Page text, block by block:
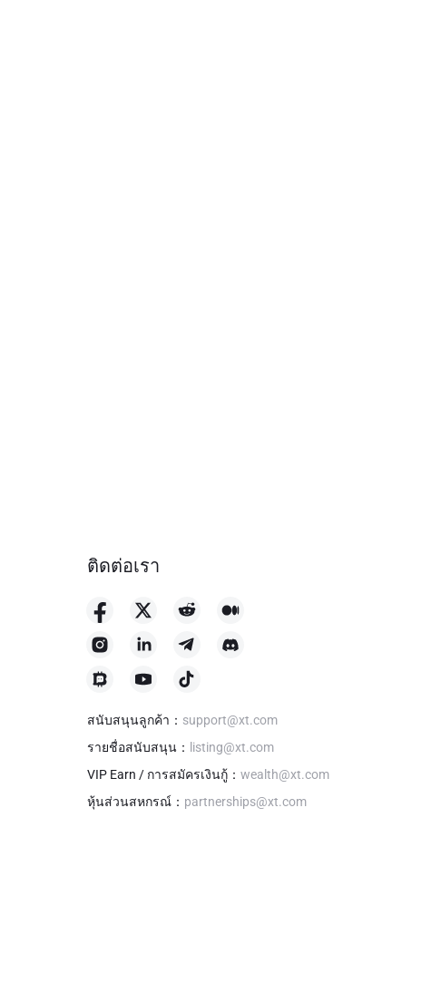
ติดต่อเรา
สนับสนุนลูกค้า ： support@xt.com
รายชื่อสนับสนุน ：
listing@xt.com
VIP Earn / การสมัครเงินกู้ ： wealth@xt.com
หุ้นส่วนสหกรณ์ ： partnerships@xt.com